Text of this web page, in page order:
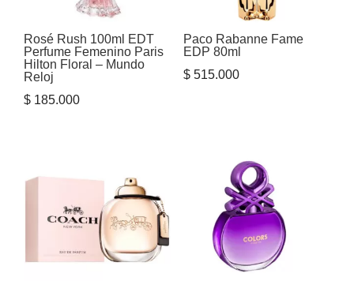
Rosé Rush 100ml EDT
Perfume Femenino Paris
Hilton Floral – Mundo
Reloj
$ 185.000
Paco Rabanne Fame
EDP 80ml
$515.000